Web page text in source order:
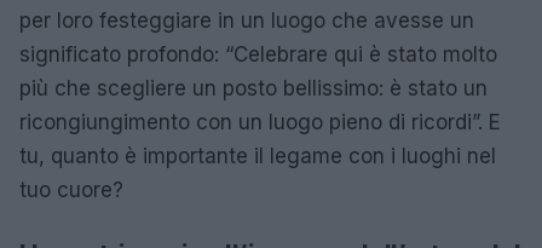
per loro festeggiare in un luogo che avesse un
significato profondo: “Celebrare qui è stato molto
più che scegliere un posto bellissimo: è stato un
ricongiungimento con un luogo pieno di ricordi”. E
tu, quanto è importante il legame con i luoghi nel
tuo cuore?